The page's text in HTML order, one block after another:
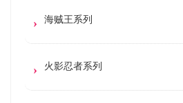
海贼王系列
火影忍者系列